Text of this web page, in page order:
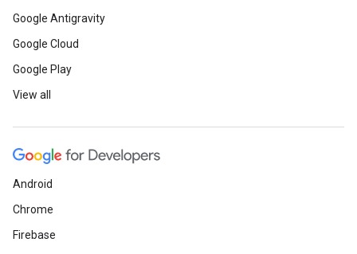
Google Antigravity
Google Cloud
Google Play
View all
Android
Chrome
Firebase